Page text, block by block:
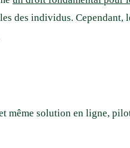
des individus.
même solution en ligne,